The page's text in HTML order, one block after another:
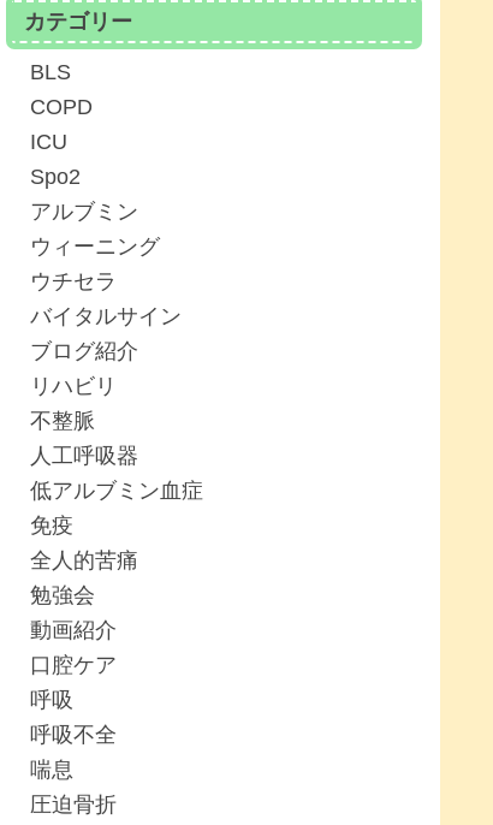
カテゴリー
BLS
COPD
ICU
Spo2
アルブミン
ウィーニング
ウチセラ
バイタルサイン
ブログ紹介
リハビリ
不整脈
人工呼吸器
低アルブミン血症
免疫
全人的苦痛
勉強会
動画紹介
口腔ケア
呼吸
呼吸不全
喘息
圧迫骨折